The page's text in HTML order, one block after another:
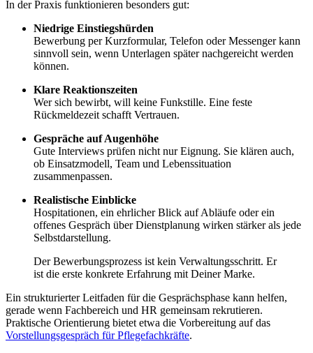
In der Praxis funktionieren besonders gut:
Niedrige Einstiegshürden
Bewerbung per Kurzformular, Telefon oder Messenger kann
sinnvoll sein, wenn Unterlagen später nachgereicht werden
können.
Klare Reaktionszeiten
Wer sich bewirbt, will keine Funkstille. Eine feste
Rückmeldezeit schafft Vertrauen.
Gespräche auf Augenhöhe
Gute Interviews prüfen nicht nur Eignung. Sie klären auch,
ob Einsatzmodell, Team und Lebenssituation
zusammenpassen.
Realistische Einblicke
Hospitationen, ein ehrlicher Blick auf Abläufe oder ein
offenes Gespräch über Dienstplanung wirken stärker als jede
Selbstdarstellung.
Der Bewerbungsprozess ist kein Verwaltungsschritt. Er
ist die erste konkrete Erfahrung mit Deiner Marke.
Ein strukturierter Leitfaden für die Gesprächsphase kann helfen,
gerade wenn Fachbereich und HR gemeinsam rekrutieren.
Praktische Orientierung bietet etwa die Vorbereitung auf das
Vorstellungsgespräch für Pflegefachkräfte.